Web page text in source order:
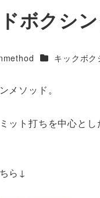
ボクシン
カテゴリー
キックボク
メソッド。
ット打ちを中心と
ら↓